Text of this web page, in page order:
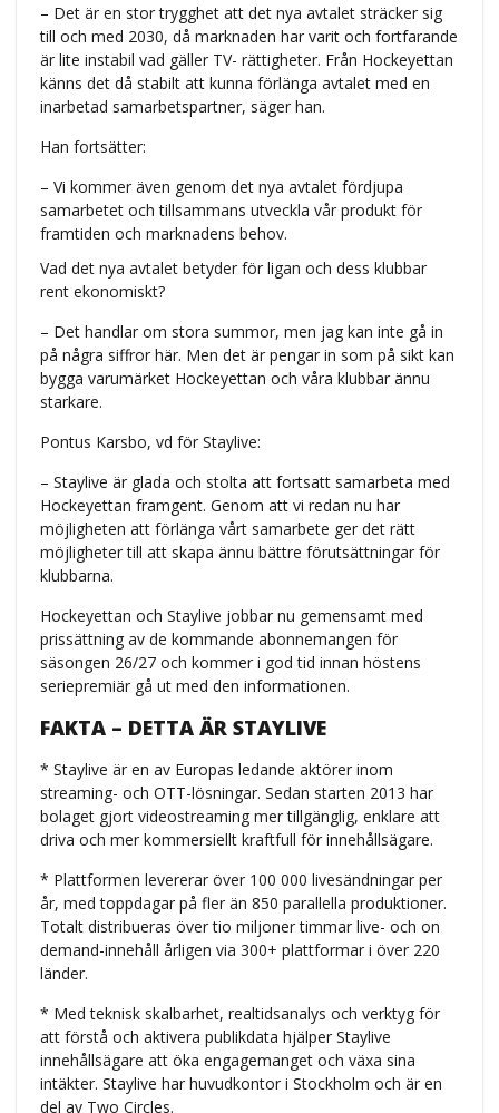
– Det är en stor trygghet att det nya avtalet sträcker sig
till och med 2030, då marknaden har varit och fortfarande
är lite instabil vad gäller TV- rättigheter. Från Hockeyettan
känns det då stabilt att kunna förlänga avtalet med en
inarbetad samarbetspartner, säger han.
Han fortsätter:
– Vi kommer även genom det nya avtalet fördjupa
samarbetet och tillsammans utveckla vår produkt för
framtiden och marknadens behov.
Vad det nya avtalet betyder för ligan och dess klubbar
rent ekonomiskt?
– Det handlar om stora summor, men jag kan inte gå in
på några siffror här. Men det är pengar in som på sikt kan
bygga varumärket Hockeyettan och våra klubbar ännu
starkare.
Pontus Karsbo, vd för Staylive:
– Staylive är glada och stolta att fortsatt samarbeta med
Hockeyettan framgent. Genom att vi redan nu har
möjligheten att förlänga vårt samarbete ger det rätt
möjligheter till att skapa ännu bättre förutsättningar för
klubbarna.
Hockeyettan och Staylive jobbar nu gemensamt med
prissättning av de kommande abonnemangen för
säsongen 26/27 och kommer i god tid innan höstens
seriepremiär gå ut med den informationen.
FAKTA – DETTA ÄR STAYLIVE
* Staylive är en av Europas ledande aktörer inom
streaming- och OTT-lösningar. Sedan starten 2013 har
bolaget gjort videostreaming mer tillgänglig, enklare att
driva och mer kommersiellt kraftfull för innehållsägare.
* Plattformen levererar över 100 000 livesändningar per
år, med toppdagar på fler än 850 parallella produktioner.
Totalt distribueras över tio miljoner timmar live- och on
demand-innehåll årligen via 300+ plattformar i över 220
länder.
* Med teknisk skalbarhet, realtidsanalys och verktyg för
att förstå och aktivera publikdata hjälper Staylive
innehållsägare att öka engagemanget och växa sina
intäkter. Staylive har huvudkontor i Stockholm och är en
del av Two Circles.